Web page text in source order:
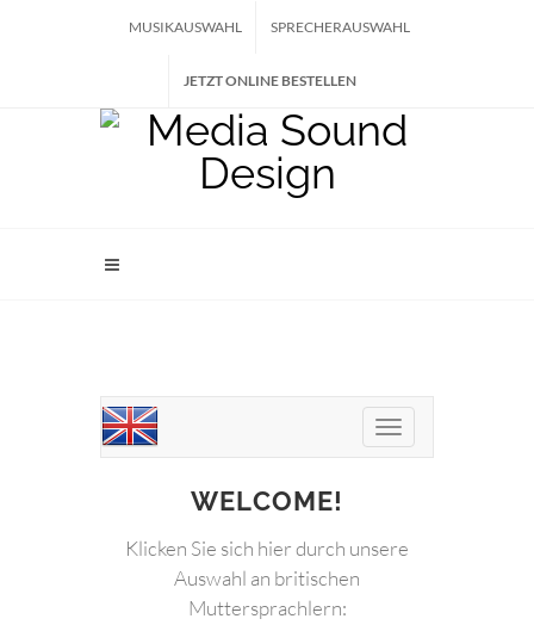
MUSIKAUSWAHL SPRECHERAUSWAHL
JETZT ONLINE BESTELLEN
Sprachauswahl
WELCOME!
Klicken Sie sich hier durch unsere
Auswahl an britischen
Muttersprachlern: